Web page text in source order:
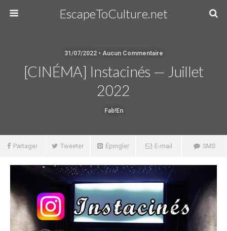
EscapeToCulture.net
31/07/2022 • Aucun Commentaire
[CINÉMA] Instacinés — Juillet
2022
Fab!en
Partager Tweeter Épingler E-mail SMS